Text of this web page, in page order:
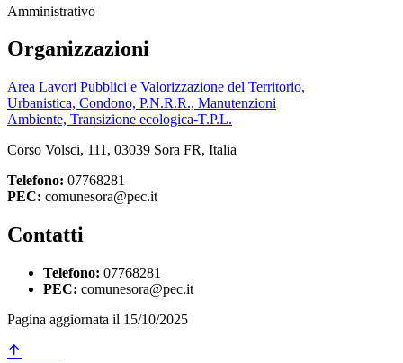
Amministrativo
Organizzazioni
Area Lavori Pubblici e Valorizzazione del Territorio,
Urbanistica, Condono, P.N.R.R., Manutenzioni
Ambiente, Transizione ecologica-T.P.L.
Corso Volsci, 111, 03039 Sora FR, Italia
Telefono: 07768281
PEC: comunesora@pec.it
Contatti
Telefono: 07768281
PEC: comunesora@pec.it
Pagina aggiornata il 15/10/2025